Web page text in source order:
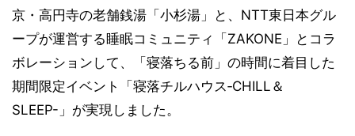
京・高円寺の老舗銭湯「小杉湯」と、NTT東日本グル
ープが運営する睡眠コミュニティ「ZAKONE」とコラ
ボレーションして、「寝落ちる前」の時間に着目した
期間限定イベント「寝落チルハウス‐CHILL＆
SLEEP-」が実現しました。